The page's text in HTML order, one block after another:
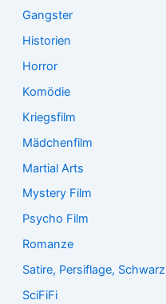
Gangster
Historien
Horror
Komödie
Kriegsfilm
Mädchenfilm
Martial Arts
Mystery Film
Psycho Film
Romanze
Satire, Persiflage, Schwarz
SciFiFi